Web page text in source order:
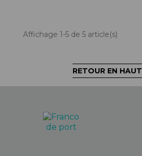
Affichage 1-5 de 5 article(s)
RETOUR EN HAUT